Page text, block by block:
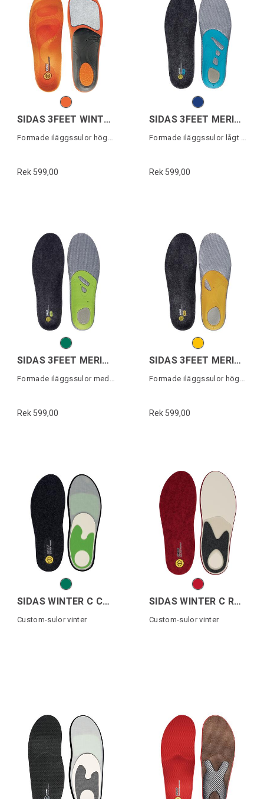
SIDAS 3FEET WINTER HIGH
Rek 599,00
SIDAS 3FEET MERINO LOW
Rek 599,00
SIDAS 3FEET MERINO MID
Rek 599,00
SIDAS 3FEET MERINO HIGH
Rek 599,00
SIDAS WINTER C COMFORT MERINO
Custom-sulor vinter
SIDAS WINTER C RACE MERINO
Custom-sulor vinter